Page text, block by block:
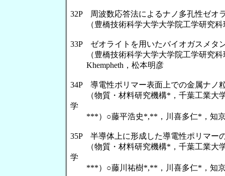
32P 周波数応答法によるナノ多孔性ゼオ
（豊橋技術科学大学大学院工学研究科
33P ゼオライトを用いたバイオガスメタ
（豊橋技術科学大学大学院工学研究科
Khempheth，松本明彦
34P 導電性ポリマー表面上での金属ナノ
（物質・材料研究機構*，千葉工業大
学
***）○藤平浩史*,**，川喜多仁*，知
35P 半導体上に形成した導電性ポリマー
（物質・材料研究機構*，千葉工業大
学
***）○藤川祐樹*,**，川喜多仁*，知